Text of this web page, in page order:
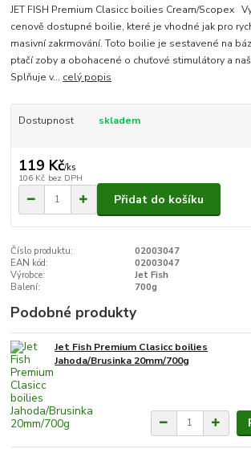
JET FISH Premium Clasicc boilies Cream/Scopex
cenově dostupné boilie, které je vhodné jak pro
masivní zakrmování. Toto boilie je sestavené na
ptačí zoby a obohacené o chuťové stimulátory a
Splňuje v... celý popis
Dostupnost skladem
119 Kč/ks
106 Kč bez DPH
Přidat do košíku
Číslo produktu:
02003047
EAN kód:
02003047
Výrobce:
Jet Fish
Balení:
700g
Podobné produkty
Jet Fish Premium Clasicc boilies
Jahoda/Brusinka 20mm/700g